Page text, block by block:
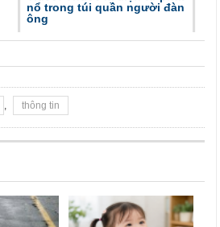
nổ trong túi quần người đàn
ông
, thông tin